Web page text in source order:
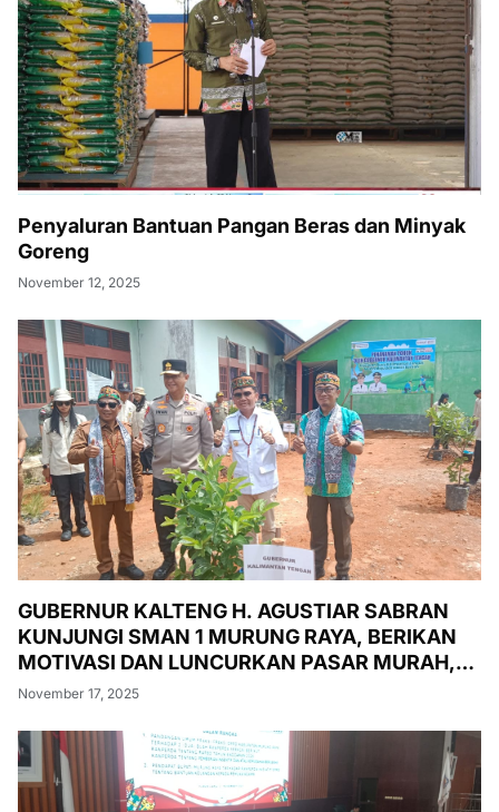
Penyaluran Bantuan Pangan Beras dan Minyak
Goreng
November 12, 2025
GUBERNUR KALTENG H. AGUSTIAR SABRAN
KUNJUNGI SMAN 1 MURUNG RAYA, BERIKAN
MOTIVASI DAN LUNCURKAN PASAR MURAH,
PENANAMAN POHON, DAN PEMERIKSAAN
November 17, 2025